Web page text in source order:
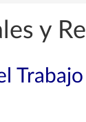
y
Trabajo